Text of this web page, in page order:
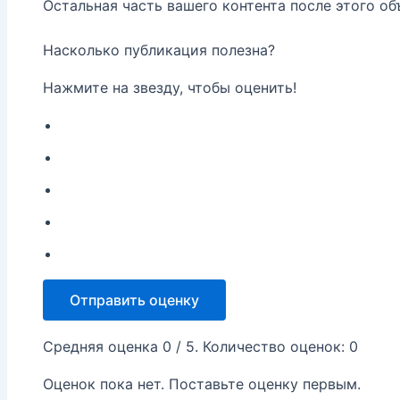
Остальная часть вашего контента после этого
Насколько публикация полезна?
Нажмите на звезду, чтобы оценить!
Отправить оценку
Средняя оценка 0 / 5. Количество оценок: 0
Оценок пока нет. Поставьте оценку первым.